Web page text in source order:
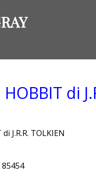
di
J.R.R. TOLKIEN